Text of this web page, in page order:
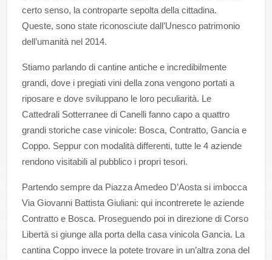
certo senso, la controparte sepolta della cittadina.
Queste, sono state riconosciute dall’Unesco patrimonio
dell’umanità nel 2014.
Stiamo parlando di cantine antiche e incredibilmente
grandi, dove i pregiati vini della zona vengono portati a
riposare e dove sviluppano le loro peculiarità. Le
Cattedrali Sotterranee di Canelli fanno capo a quattro
grandi storiche case vinicole: Bosca, Contratto, Gancia e
Coppo. Seppur con modalità differenti, tutte le 4 aziende
rendono visitabili al pubblico i propri tesori.
Partendo sempre da Piazza Amedeo D’Aosta si imbocca
Via Giovanni Battista Giuliani: qui incontrerete le aziende
Contratto e Bosca. Proseguendo poi in direzione di Corso
Libertà si giunge alla porta della casa vinicola Gancia. La
cantina Coppo invece la potete trovare in un’altra zona del